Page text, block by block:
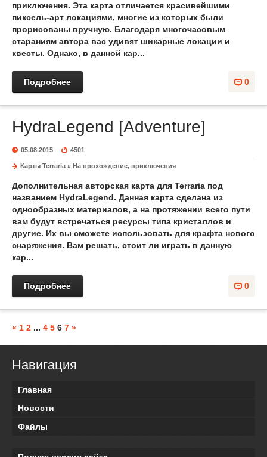
приключения. Эта карта отличается красивейшими
пиксель-арт локациями, многие из которых были
прорисованы вручную. Благодаря многочасовым
стараниям автора вас удивят шикарные локации и
квесты. Однако, в данной кар...
0
Подробнее
HydraLegend [Adventure]
05.08.2015 4501
Карты Terraria » На прохождение, приключения
Дополнительная авторская карта для Terraria под
названием HydraLegend. Данная карта сделана из
однообразных материалов, а на протяжении всего пути
вам будут встречаться ресурсы типа кристаллов и
другие. Их вы сможете использовать для крафта нового
снаряжения. Вам решать, стоит ли играть в данную
кар...
0
Подробнее
« 1 2 ... 4 5 6 7 »
Навигация
Главная
Новости
Файлы